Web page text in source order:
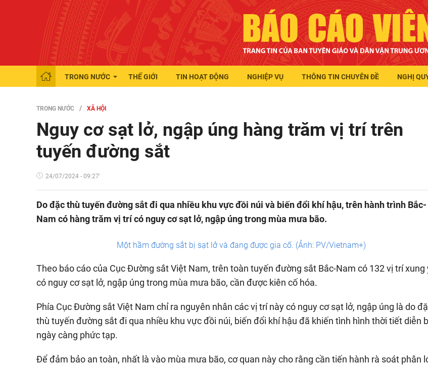
TRONG NƯỚC THẾ GIỚI TIN HOẠT ĐỘNG NGHIỆP VỤ THÔNG TIN CHUYÊN ĐỀ NGHỊ
TRONG NƯỚC XÃ HỘI
Nguy cơ sạt lở, ngập úng hàng trăm vị trí trên
tuyến đường sắt
24/07/2024 - 09:27'
Do đặc thù tuyến đường sắt đi qua nhiều khu vực đồi núi và biến đổi khí hậu, trên hành trình Bắc-
Nam có hàng trăm vị trí có nguy cơ sạt lở, ngập úng trong mùa mưa bão.
Một hầm đường sắt bị sạt lở và đang được gia cố. (Ảnh: PV/Vietnam+)
Theo báo cáo của Cục Đường sắt Việt Nam, trên toàn tuyến đường sắt Bắc-Nam có 132 vị trí xung
có nguy cơ sạt lở, ngập úng trong mùa mưa bão, cần được kiên cố hóa.
Phía Cục Đường sắt Việt Nam chỉ ra nguyên nhân các vị trí này có nguy cơ sạt lở, ngập úng là do
thù tuyến đường sắt đi qua nhiều khu vực đồi núi, biến đổi khí hậu đã khiến tình hình thời tiết diễn
ngày càng phức tạp.
Để đảm bảo an toàn, nhất là vào mùa mưa bão, cơ quan này cho rằng cần tiến hành rà soát phân